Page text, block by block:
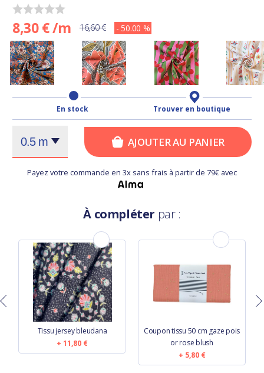
8,30 € /m 16,60 € - 50.00 %
En stock Trouver en boutique
AJOUTER AU PANIER
Payez votre commande en 3x sans frais à partir de 79€ avec
À compléter par :
Tissu jersey bleudana
11,80 €
Coupon tissu 50 cm gaze pois
or rose blush
5,80 €